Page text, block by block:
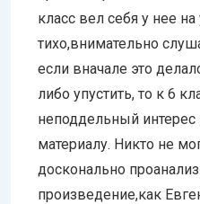
класс вел себя у нее
тихо,внимательно
если вначале это
либо упустить, то к 6
неподдельный
материалу. Никто не
досконально
произведение,как